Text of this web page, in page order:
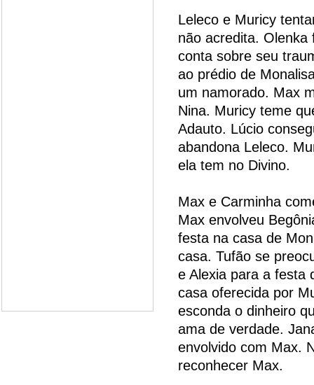
Leleco e Muricy
não acredita. Olenka
conta sobre seu
ao prédio de
um namorado. Max
Nina. Muricy teme
Adauto. Lúcio
abandona Leleco.
ela tem no Divino.
Max e Carminha
Max envolveu
festa na casa de
casa. Tufão se
e Alexia para a festa
casa oferecida por
esconda o dinheiro
ama de verdade.
envolvido com Max.
reconhecer Max.